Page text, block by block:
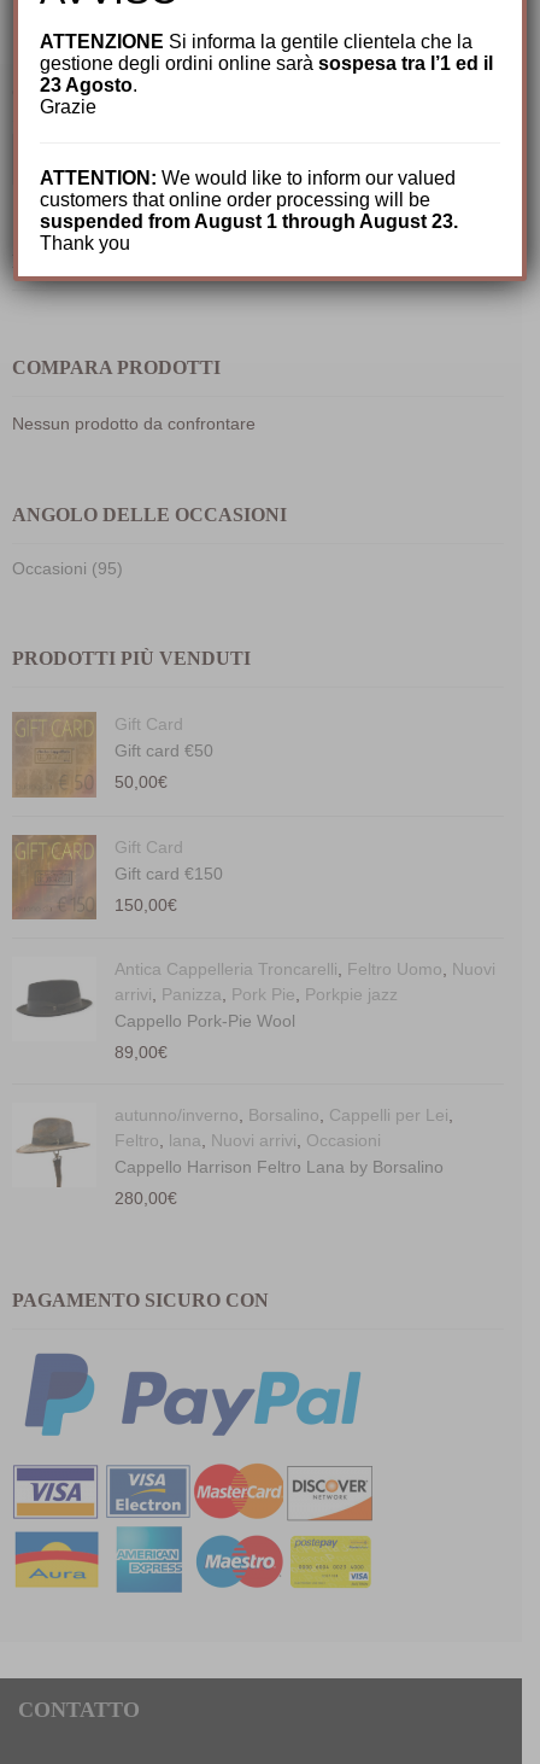
CERCA TRA I NOSTRI PRODOTTI
IL MIO CARRELLO
COMPARA PRODOTTI
Nessun prodotto da confrontare
ANGOLO DELLE OCCASIONI
Occasioni (95)
PRODOTTI PIÙ VENDUTI
Gift Card
Gift card €50
50,00€
Gift Card
Gift card €150
150,00€
Antica Cappelleria Troncarelli Feltro Uomo
Nuovi
arrivi
Panizza Pork Pie
Porkpie jazz
Cappello Pork-Pie Wool
89,00€
autunno/inverno Borsalino Cappelli per Lei
Feltro
lana Nuovi arrivi
Occasioni
Cappello Harrison Feltro Lana by Borsalino
280,00€
PAGAMENTO SICURO CON
CONTATTO
ATTENZIONE Si informa la gentile clientela che la
gestione degli ordini online saràsospesa tra l’1 ed il
23 Agosto.
Grazie
ATTENTION: We would like to inform our valued
customers that online order processing will be
suspended from August 1 through August 23.
Thank you